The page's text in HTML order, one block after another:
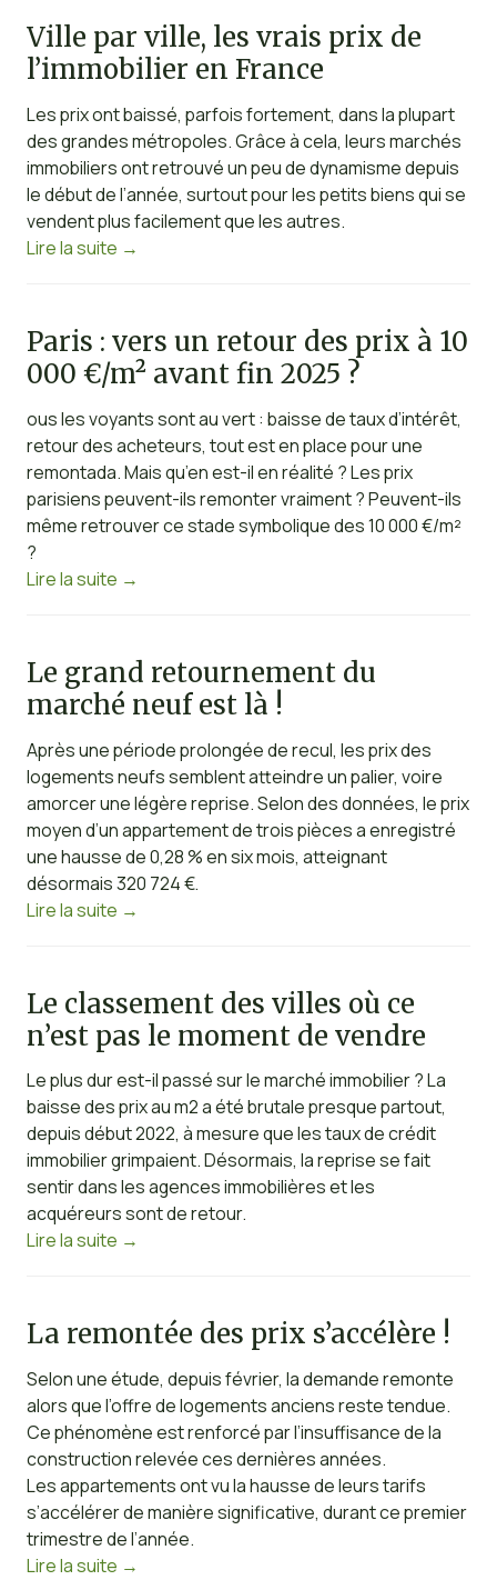
Ville par ville, les vrais prix de
l’immobilier en France
Les prix ont baissé, parfois fortement, dans la plupart
des grandes métropoles. Grâce à cela, leurs marchés
immobiliers ont retrouvé un peu de dynamisme depuis
le début de l’année, surtout pour les petits biens qui se
vendent plus facilement que les autres.
Lire la suite →
Paris : vers un retour des prix à 10
000 €/m² avant fin 2025 ?
ous les voyants sont au vert : baisse de taux d’intérêt,
retour des acheteurs, tout est en place pour une
remontada. Mais qu’en est-il en réalité ? Les prix
parisiens peuvent-ils remonter vraiment ? Peuvent-ils
même retrouver ce stade symbolique des 10 000 €/m²
?
Lire la suite →
Le grand retournement du
marché neuf est là !
Après une période prolongée de recul, les prix des
logements neufs semblent atteindre un palier, voire
amorcer une légère reprise. Selon des données, le prix
moyen d’un appartement de trois pièces a enregistré
une hausse de 0,28 % en six mois, atteignant
désormais 320 724 €.
Lire la suite →
Le classement des villes où ce
n’est pas le moment de vendre
Le plus dur est-il passé sur le marché immobilier ? La
baisse des prix au m2 a été brutale presque partout,
depuis début 2022, à mesure que les taux de crédit
immobilier grimpaient. Désormais, la reprise se fait
sentir dans les agences immobilières et les
acquéreurs sont de retour.
Lire la suite →
La remontée des prix s’accélère !
Selon une étude, depuis février, la demande remonte
alors que l’offre de logements anciens reste tendue.
Ce phénomène est renforcé par l’insuffisance de la
construction relevée ces dernières années.
Les appartements ont vu la hausse de leurs tarifs
s’accélérer de manière significative, durant ce premier
trimestre de l’année.
Lire la suite →